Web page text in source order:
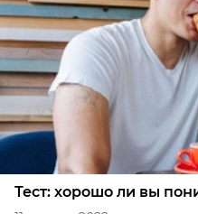
Тест: хорошо ли вы